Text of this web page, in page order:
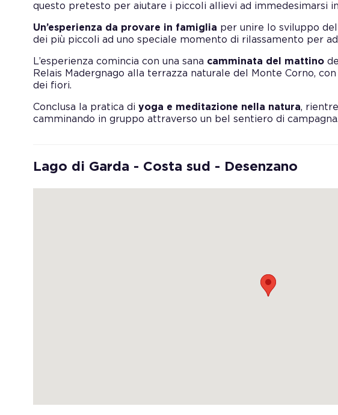
questo pretesto per aiutare i piccoli allievi ad immedesimarsi
Un’esperienza da provare in famiglia per unire lo sviluppo
dei più piccoli ad uno speciale momento di rilassamento per
L’esperienza comincia con una sana camminata del mattino
Relais Madergnago alla terrazza naturale del Monte Corno,
dei fiori.
Conclusa la pratica di yoga e meditazione nella natura,
camminando in gruppo attraverso un bel sentiero di campagna.
Lago di Garda - Costa sud - Desenzano